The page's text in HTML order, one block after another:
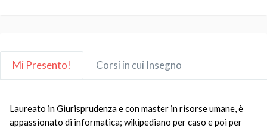
Mi Presento! Corsi in cui Insegno
Laureato in Giurisprudenza e con master in risorse umane, è
appassionato di informatica; wikipediano per caso e poi per